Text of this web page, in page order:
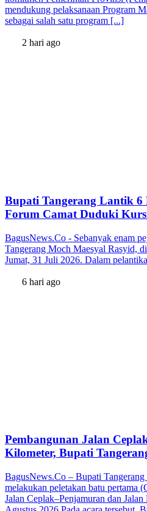
mendukung pelaksanaan Program
sebagai salah satu program [...]
2 hari ago
Bupati Tangerang Lantik 6
Forum Camat Duduki
BagusNews.Co - Sebanyak enam
Tangerang Moch Maesyal Rasyid,
Jumat, 31 Juli 2026. Dalam
6 hari ago
Pembangunan Jalan
Kilometer, Bupati
BagusNews.Co – Bupati
melakukan peletakan batu pertama
Jalan Ceplak–Penjamuran dan